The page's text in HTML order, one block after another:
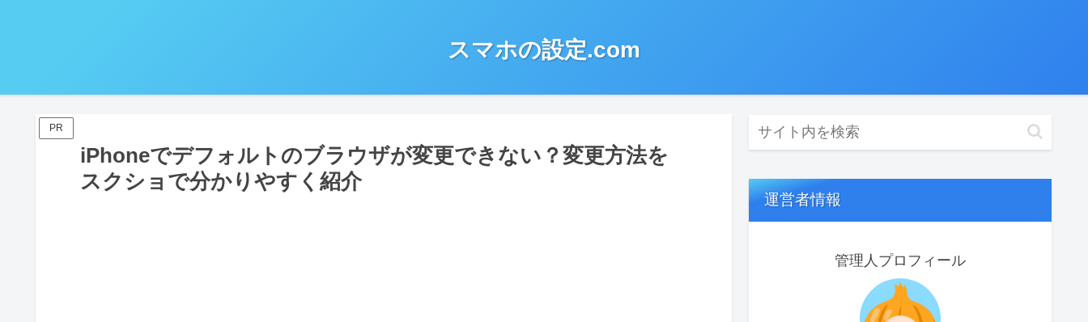
スマホの設定.com
PR
iPhoneでデフォルトのブラウザが変更できない？変更方法を
スクショで分かりやすく紹介
運営者情報
管理人プロフィール